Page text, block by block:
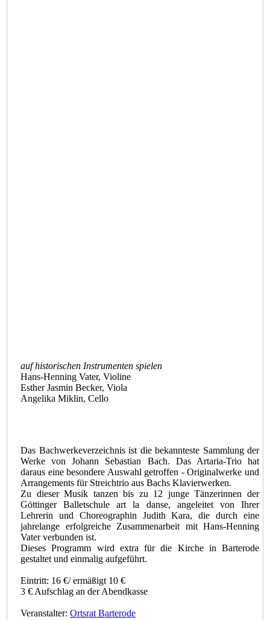
auf historischen Instrumenten spielen
Hans-Henning Vater, Violine
Esther Jasmin Becker, Viola
Angelika Miklin, Cello
Das Bachwerkeverzeichnis ist die bekannteste Sammlung der
Werke von Johann Sebastian Bach. Das Artaria-Trio hat
daraus eine besondere Auswahl getroffen - Originalwerke und
Arrangements für Streichtrio aus Bachs Klavierwerken.
Zu dieser Musik tanzen bis zu 12 junge Tänzerinnen der
Göttinger Balletschule art la danse, angeleitet von Ihrer
Lehrerin und Choreographin Judith Kara, die durch eine
jahrelange erfolgreiche Zusammenarbeit mit Hans-Henning
Vater verbunden ist.
Dieses Programm wird extra für die Kirche in Barterode
gestaltet und einmalig aufgeführt.
Eintritt: 16 €/ ermäßigt 10 €
3 € Aufschlag an der Abendkasse
Veranstalter: Ortsrat Barterode